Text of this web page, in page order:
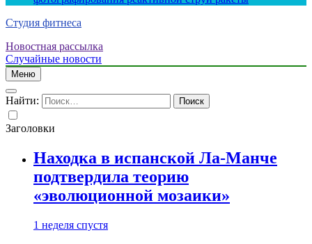
Студия фитнеса
Новостная рассылка
Случайные новости
Меню
Найти:
Заголовки
Находка в испанской Ла-Манче
подтвердила теорию
«эволюционной мозаики»
1 неделя спустя